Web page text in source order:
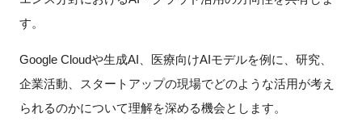
LINK-Jを知る
特別会員
施設・アクセス
す。
Google Cloudや生成AI、医療向けAIモデルを例に、研究、
企業活動、スタートアップの現場でどのような活用が考え
られるのかについて理解を深める機会とします。